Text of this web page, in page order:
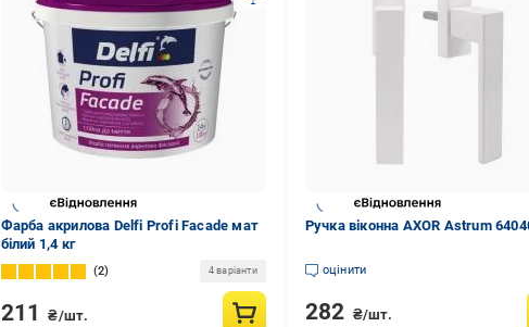
Фарба акрилова Delfi Profi Facade мат
білий 1,4 кг
2 4 варіанти
211 ₴/шт.
Ручка віконна AXOR Astrum
оцінити
282 ₴/шт.